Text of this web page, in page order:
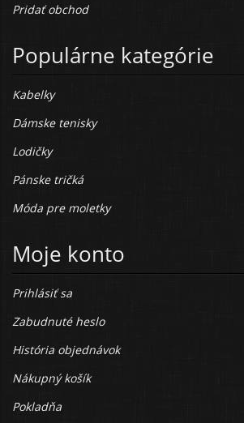
Pridať obchod
Populárne kategórie
Kabelky
Dámske tenisky
Lodičky
Pánske tričká
Móda pre moletky
Moje konto
Prihlásiť sa
Zabudnuté heslo
História objednávok
Nákupný košík
Pokladňa